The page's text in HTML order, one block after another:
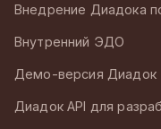
Внедрение Диадока
Внутренний ЭДО
Демо-версия Диадок
Диадок API для